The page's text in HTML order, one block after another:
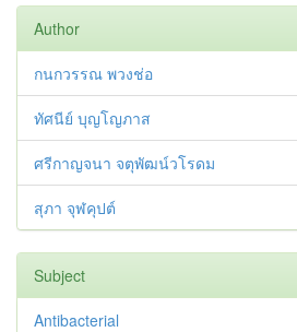
Author
กนกวรรณ พวงช่อ
ทัศนีย์ บุญโญภาส
ศรีกาญจนา จตุพัฒน์วโรดม
สุภา จุฬคุปต์
Subject
Antibacterial